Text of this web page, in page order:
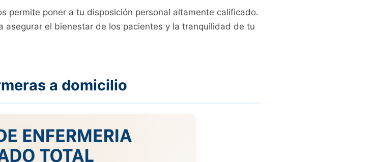
permite poner a tu disposición personal altamente calificado.
asegurar el bienestar de los pacientes y la tranquilidad de tu